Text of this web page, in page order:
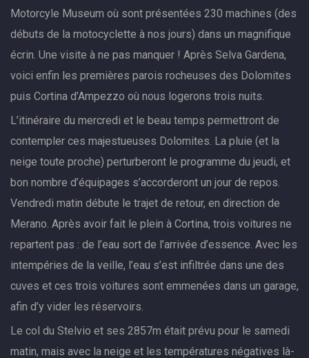
Motorcyle Museum où sont présentées 230 machines (des
débuts de la motocyclette à nos jours) dans un magnifique
écrin. Une visite à ne pas manquer ! Après Selva Gardena,
voici enfin les premières parois rocheuses des Dolomites
puis Cortina d’Ampezzo où nous logerons trois nuits.
L’itinéraire du mercredi et le beau temps permettront de
contempler ces majestueuses Dolomites. La pluie (et la
neige toute proche) perturberont le programme du jeudi, et
bon nombre d’équipages s’accorderont un jour de repos.
Vendredi matin débute le trajet de retour, en direction de
Merano. Après avoir fait le plein à Cortina, trois voitures ne
repartent pas : de l’eau sort de l’arrivée d’essence. Avec les
intempéries de la veille, l’eau s’est infiltrée dans une des
cuves et ces trois voitures sont emmenées dans un garage,
afin d’y vider les réservoirs.
Le col du Stelvio et ses 2857m était prévu pour le samedi
matin, mais avec la neige et les températures négatives là-